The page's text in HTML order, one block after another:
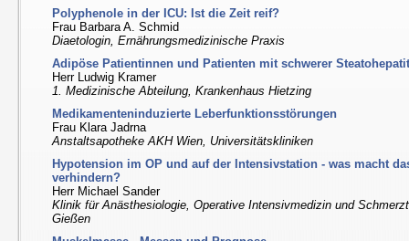
Polyphenole in der ICU: Ist die Zeit reif?
Frau Barbara A. Schmid
Diaetologin, Ernährungsmedizinische Praxis
Adipöse Patientinnen und Patienten mit schwerer
Herr Ludwig Kramer
1. Medizinische Abteilung, Krankenhaus Hietzing
Medikamenteninduzierte Leberfunktionsstörungen
Frau Klara Jadrna
Anstaltsapotheke AKH Wien, Universitätskliniken
Hypotension im OP und auf der Intensivstation - was macht
verhindern?
Herr Michael Sander
Klinik für Anästhesiologie, Operative Intensivmedizin und
Gießen